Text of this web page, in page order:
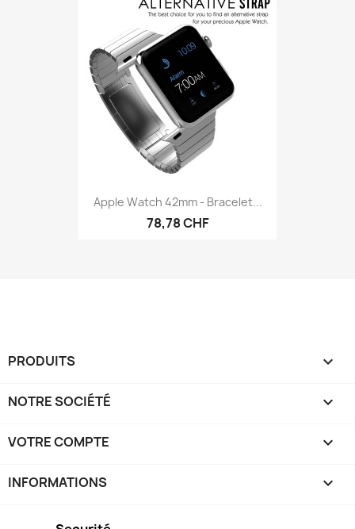
Apple Watch 42mm - Bracelet...
78,78 CHF
PRODUITS 
NOTRE SOCIÉTÉ 
VOTRE COMPTE 
INFORMATIONS keyboard_arrow_down